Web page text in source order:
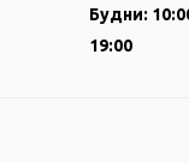
Будни:
19:00